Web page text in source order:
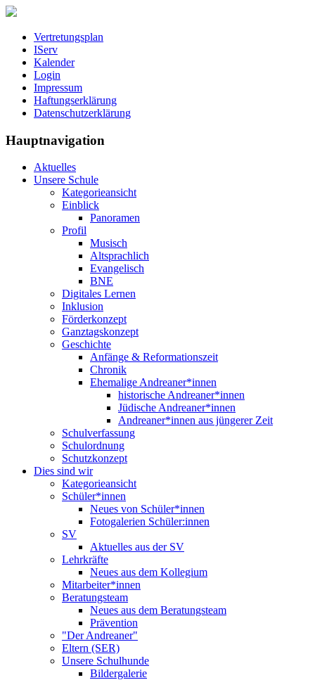
Vertretungsplan
IServ
Kalender
Login
Impressum
Haftungserklärung
Datenschutzerklärung
Hauptnavigation
Aktuelles
Unsere Schule
Kategorieansicht
Einblick
Panoramen
Profil
Musisch
Altsprachlich
Evangelisch
BNE
Digitales Lernen
Inklusion
Förderkonzept
Ganztagskonzept
Geschichte
Anfänge & Reformationszeit
Chronik
Ehemalige Andreaner*innen
historische Andreaner*innen
Jüdische Andreaner*innen
Andreaner*innen aus jüngerer Zeit
Schulverfassung
Schulordnung
Schutzkonzept
Dies sind wir
Kategorieansicht
Schüler*innen
Neues von Schüler*innen
Fotogalerien Schüler:innen
SV
Aktuelles aus der SV
Lehrkräfte
Neues aus dem Kollegium
Mitarbeiter*innen
Beratungsteam
Neues aus dem Beratungsteam
Prävention
"Der Andreaner"
Eltern (SER)
Unsere Schulhunde
Bildergalerie